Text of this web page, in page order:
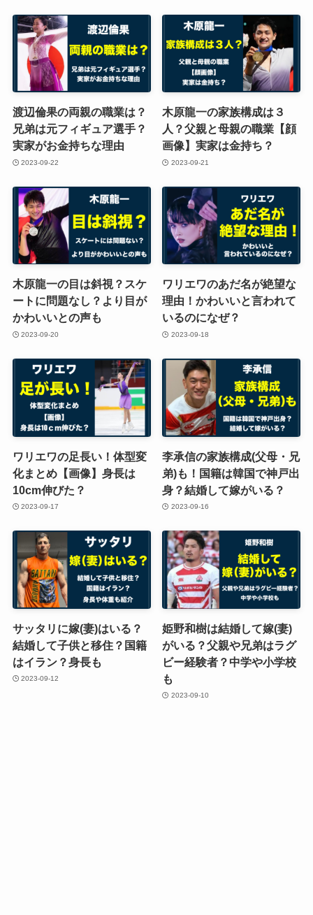
渡辺倫果の両親の職業は？
兄弟は元フィギュア選手？
実家がお金持ちな理由
2023-09-22
木原龍一の家族構成は３
人？父親と母親の職業【顔
画像】実家は金持ち？
2023-09-21
木原龍一の目は斜視？スケ
ートに問題なし？より目が
かわいいとの声も
2023-09-20
ワリエワのあだ名が絶望な
理由！かわいいと言われて
いるのになぜ？
2023-09-18
ワリエワの足長い！体型変
化まとめ【画像】身長は
10cm伸びた？
2023-09-17
李承信の家族構成(父母・兄
弟)も！国籍は韓国で神戸出
身？結婚して嫁がいる？
2023-09-16
サッタリに嫁(妻)はいる？
結婚して子供と移住？国籍
はイラン？身長も
2023-09-12
姫野和樹は結婚して嫁(妻)
がいる？父親や兄弟はラグ
ビー経験者？中学や小学校
も
2023-09-10